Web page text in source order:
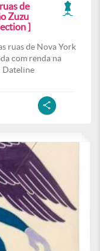
de
Zuzu
]
ruas de Nova York
com renda na
Dateline